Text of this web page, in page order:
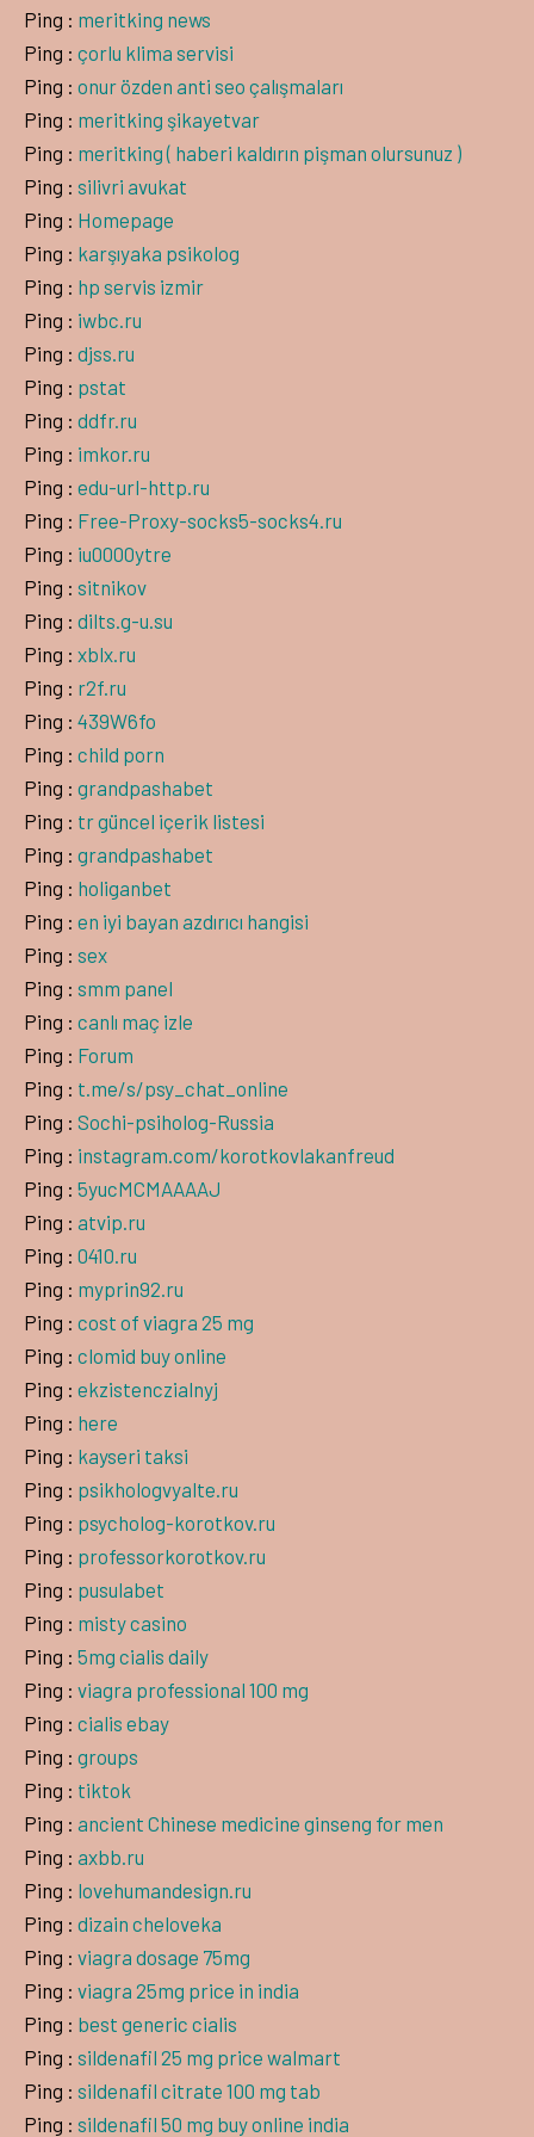
Ping : meritking news
Ping : çorlu klima servisi
Ping : onur özden anti seo çalışmaları
Ping : meritking şikayetvar
Ping : meritking ( haberi kaldırın pişman olursunuz )
Ping : silivri avukat
Ping : Homepage
Ping : karşıyaka psikolog
Ping : hp servis izmir
Ping : iwbc.ru
Ping : djss.ru
Ping : pstat
Ping : ddfr.ru
Ping : imkor.ru
Ping : edu-url-http.ru
Ping : Free-Proxy-socks5-socks4.ru
Ping : iu0000ytre
Ping : sitnikov
Ping : dilts.g-u.su
Ping : xblx.ru
Ping : r2f.ru
Ping : 439W6fo
Ping : child porn
Ping : grandpashabet
Ping : tr güncel içerik listesi
Ping : grandpashabet
Ping : holiganbet
Ping : en iyi bayan azdırıcı hangisi
Ping : sex
Ping : smm panel
Ping : canlı maç izle
Ping : Forum
Ping : t.me/s/psy_chat_online
Ping : Sochi-psiholog-Russia
Ping : instagram.com/korotkovlakanfreud
Ping : 5yucMCMAAAAJ
Ping : atvip.ru
Ping : 0410.ru
Ping : myprin92.ru
Ping : cost of viagra 25 mg
Ping : clomid buy online
Ping : ekzistenczialnyj
Ping : here
Ping : kayseri taksi
Ping : psikhologvyalte.ru
Ping : psycholog-korotkov.ru
Ping : professorkorotkov.ru
Ping : pusulabet
Ping : misty casino
Ping : 5mg cialis daily
Ping : viagra professional 100 mg
Ping : cialis ebay
Ping : groups
Ping : tiktok
Ping : ancient Chinese medicine ginseng for men
Ping : axbb.ru
Ping : lovehumandesign.ru
Ping : dizain cheloveka
Ping : viagra dosage 75mg
Ping : viagra 25mg price in india
Ping : best generic cialis
Ping : sildenafil 25 mg price walmart
Ping : sildenafil citrate 100 mg tab
Ping : sildenafil 50 mg buy online india